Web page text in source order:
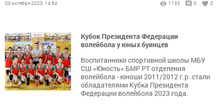
03 октября 2023, 14:54 1133 0 0
Кубок Президента Федерации
волейбола у юных буинцев
Воспитанники спортивной школы МБУ
СШ «Юность» БМР РТ отделения
волейбола - юноши 2011/2012 г.р. стали
обладателями Кубка Президента
Федерации волейбола 2023 года.